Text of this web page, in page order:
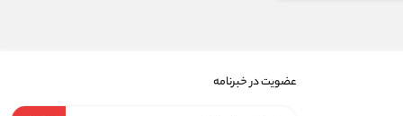
عضویت در خبرنامه